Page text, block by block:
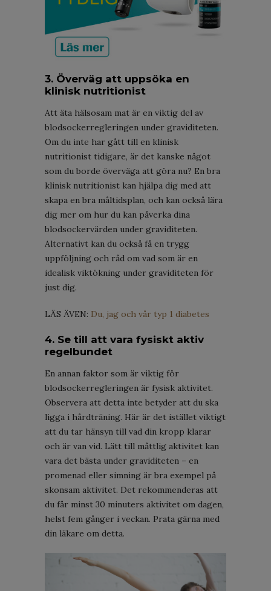
3. Överväg att uppsöka en
klinisk nutritionist
Att äta hälsosam mat är en viktig del av
blodsockerregleringen under graviditeten.
Om du inte har gått till en klinisk
nutritionist tidigare, är det kanske något
som du borde överväga att göra nu? En bra
klinisk nutritionist kan hjälpa dig med att
skapa en bra måltidsplan, och kan också lära
dig mer om hur du kan påverka dina
blodsockervärden under graviditeten.
Alternativt kan du också få en trygg
uppföljning och råd om vad som är en
idealisk viktökning under graviditeten för
just dig.
LÄS ÄVEN: Du, jag och vår typ 1 diabetes
4. Se till att vara fysiskt aktiv
regelbundet
En annan faktor som är viktig för
blodsockerregleringen är fysisk aktivitet.
Observera att detta inte betyder att du ska
ligga i hårdträning. Här är det istället viktigt
att du tar hänsyn till vad din kropp klarar
och är van vid. Lätt till måttlig aktivitet kan
vara det bästa under graviditeten – en
promenad eller simning är bra exempel på
skonsam aktivitet. Det rekommenderas att
du får minst 30 minuters aktivitet om dagen,
helst fem gånger i veckan. Prata gärna med
din läkare om detta.